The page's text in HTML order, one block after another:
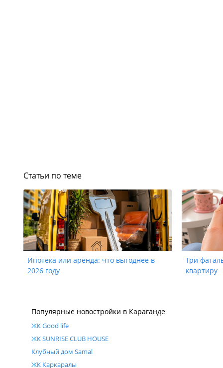
Статьи по теме
Ипотека или аренда: что выгоднее в
2026 году
Три
квартиру
Популярные новостройки в Караганде
ЖК Good life
ЖК SUNRISE CLUB HOUSE
Клубный дом Samal
ЖК Каркаралы